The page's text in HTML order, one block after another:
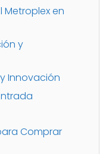
Metroplex en
y
Innovación
Comprar